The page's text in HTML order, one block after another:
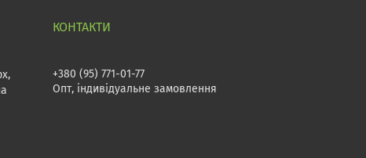
+380 (95) 771-01-77
Опт, індивідуальне замовлення